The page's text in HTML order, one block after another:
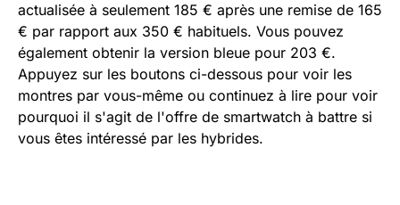
actualisée à seulement 185 € après une remise de 165
€ par rapport aux 350 € habituels. Vous pouvez
également obtenir la version bleue pour 203 €.
Appuyez sur les boutons ci-dessous pour voir les
montres par vous-même ou continuez à lire pour voir
pourquoi il s'agit de l'offre de smartwatch à battre si
vous êtes intéressé par les hybrides.